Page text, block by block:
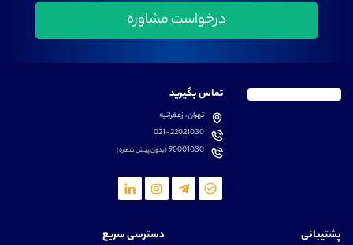
تماس بگیرید
تهران، زعفرانیه
021-22021030
90001030(بدون پیش شماره)
پشتیبانی دسترسی سریع